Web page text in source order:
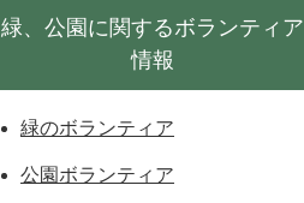
緑、公園に関するボランティア
情報
緑のボランティア
公園ボランティア